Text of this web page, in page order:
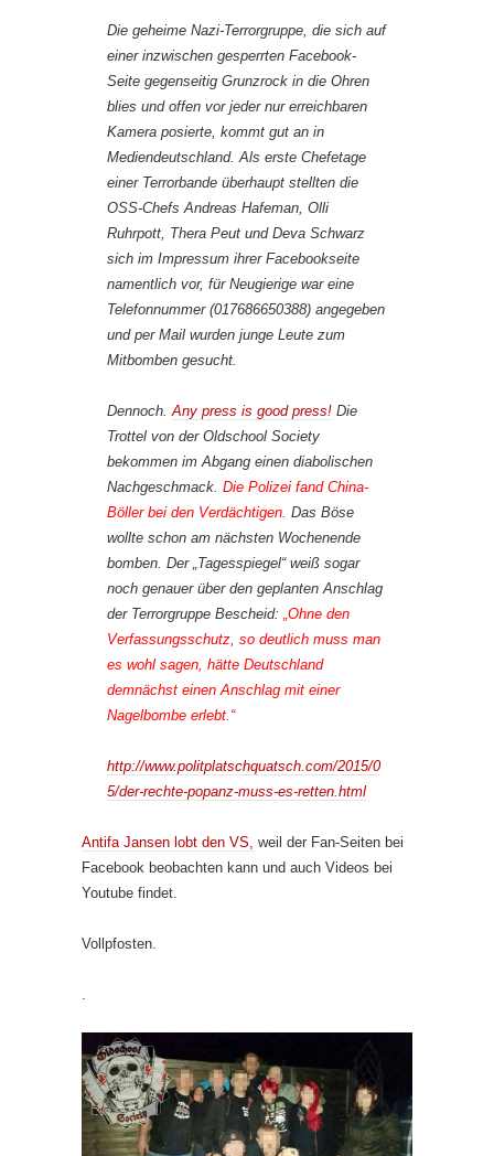
Die geheime Nazi-Terrorgruppe, die sich auf
einer inzwischen gesperrten Facebook-
Seite gegenseitig Grunzrock in die Ohren
blies und offen vor jeder nur erreichbaren
Kamera posierte, kommt gut an in
Mediendeutschland. Als erste Chefetage
einer Terrorbande überhaupt stellten die
OSS-Chefs Andreas Hafeman, Olli
Ruhrpott, Thera Peut und Deva Schwarz
sich im Impressum ihrer Facebookseite
namentlich vor, für Neugierige war eine
Telefonnummer (017686650388) angegeben
und per Mail wurden junge Leute zum
Mitbomben gesucht.
Dennoch. Any press is good press! Die
Trottel von der Oldschool Society
bekommen im Abgang einen diabolischen
Nachgeschmack. Die Polizei fand China-
Böller bei den Verdächtigen. Das Böse
wollte schon am nächsten Wochenende
bomben. Der „Tagesspiegel“ weiß sogar
noch genauer über den geplanten Anschlag
der Terrorgruppe Bescheid: „Ohne den
Verfassungsschutz, so deutlich muss man
es wohl sagen, hätte Deutschland
demnächst einen Anschlag mit einer
Nagelbombe erlebt.“
http://www.politplatschquatsch.com/2015/0
5/der-rechte-popanz-muss-es-retten.html
Antifa Jansen lobt den VS, weil der Fan-Seiten bei
Facebook beobachten kann und auch Videos bei
Youtube findet.
Vollpfosten.